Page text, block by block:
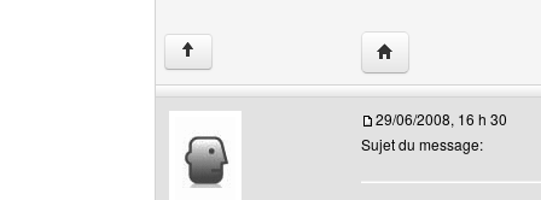
↑ Visiter le site web de
29/06/2008, 16 h 30
Sujet du message: